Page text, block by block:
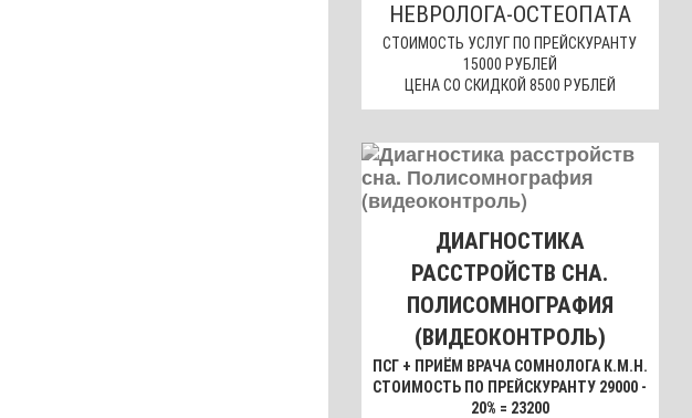
НЕВРОЛОГА-ОСТЕОПАТА
СТОИМОСТЬ УСЛУГ ПО ПРЕЙСКУРАНТУ
15000 РУБЛЕЙ
ЦЕНА СО СКИДКОЙ 8500 РУБЛЕЙ
ДИАГНОСТИКА
РАССТРОЙСТВ СНА.
ПОЛИСОМНОГРАФИЯ
(ВИДЕОКОНТРОЛЬ)
ПСГ + ПРИЁМ ВРАЧА СОМНОЛОГА К.М.Н.
СТОИМОСТЬ ПО ПРЕЙСКУРАНТУ 29000 -
20% = 23200